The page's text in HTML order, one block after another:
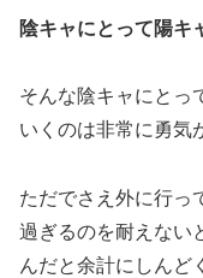
陰キャにとって陽キ
そんな陰キャにとっ
いくのは非常に勇気
ただでさえ外に行っ
過ぎるのを耐えない
んだと余計にしんど